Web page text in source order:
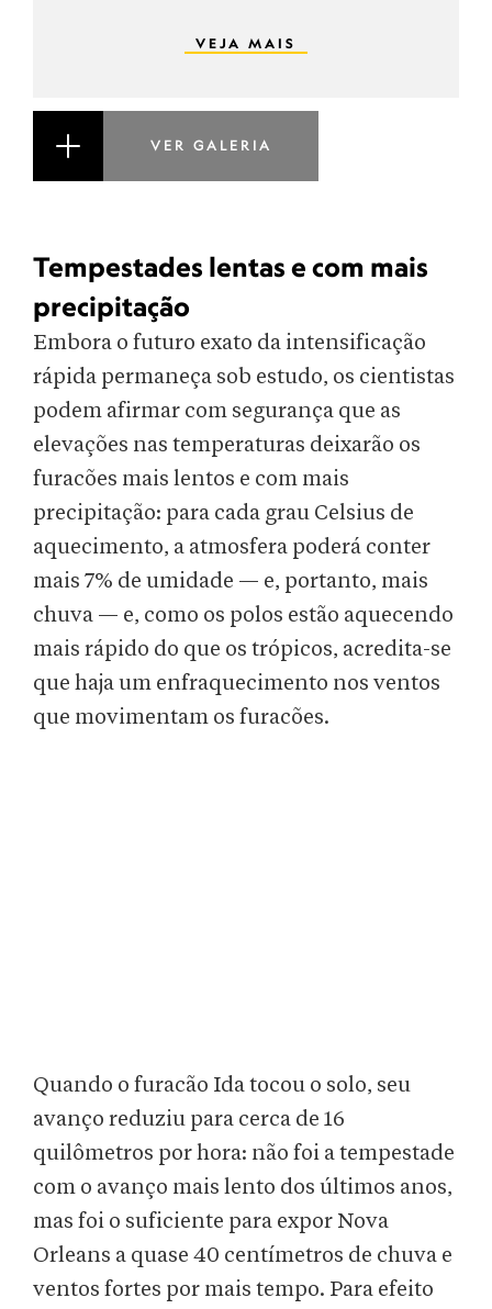
VEJA MAIS
VER GALERIA
Tempestades lentas e com mais
precipitação
Embora o futuro exato da intensificação
rápida permaneça sob estudo, os cientistas
podem afirmar com segurança que as
elevações nas temperaturas deixarão os
furacões mais lentos e com mais
precipitação: para cada grau Celsius de
aquecimento, a atmosfera poderá conter
mais 7% de umidade — e, portanto, mais
chuva — e, como os polos estão aquecendo
mais rápido do que os trópicos, acredita-se
que haja um enfraquecimento nos ventos
que movimentam os furacões.
Quando o furacão Ida tocou o solo, seu
avanço reduziu para cerca de 16
quilômetros por hora: não foi a tempestade
com o avanço mais lento dos últimos anos,
mas foi o suficiente para expor Nova
Orleans a quase 40 centímetros de chuva e
ventos fortes por mais tempo. Para efeito